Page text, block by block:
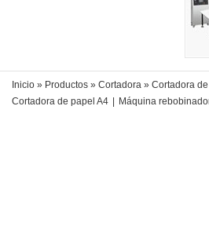
Inicio » Productos »Cortadora » Cortadora
Cortadora de papel A4
Máquina